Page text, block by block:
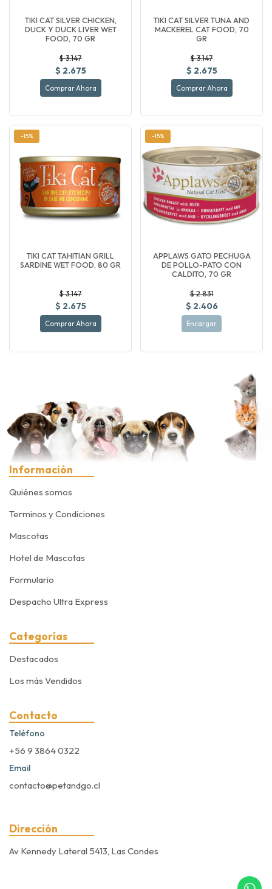
TIKI CAT SILVER CHICKEN,
DUCK Y DUCK LIVER WET
FOOD, 70 GR
$ 3.147
$ 2.675
Comprar Ahora
TIKI CAT SILVER TUNA AND
MACKEREL CAT FOOD, 70
GR
$ 3.147
$ 2.675
Comprar Ahora
-15%
TIKI CAT TAHITIAN GRILL
SARDINE WET FOOD, 80 GR
$ 3.147
$ 2.675
Comprar Ahora
-15%
APPLAWS GATO PECHUGA
DE POLLO-PATO CON
CALDITO, 70 GR
$ 2.831
$ 2.406
Encargar
Información
Quiénes somos
Terminos y Condiciones
Mascotas
Hotel de Mascotas
Formulario
Despacho Ultra Express
Categorías
Destacados
Los más Vendidos
Contacto
Teléfono
+56 9 3864 0322
Email
contacto@petandgo.cl
Dirección
Av Kennedy Lateral 5413, Las Condes